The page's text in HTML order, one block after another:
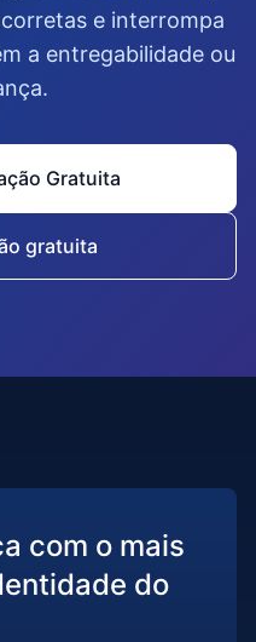
e interrompa
a entregabilidade ou
Gratuita
gratuita
com o mais
do